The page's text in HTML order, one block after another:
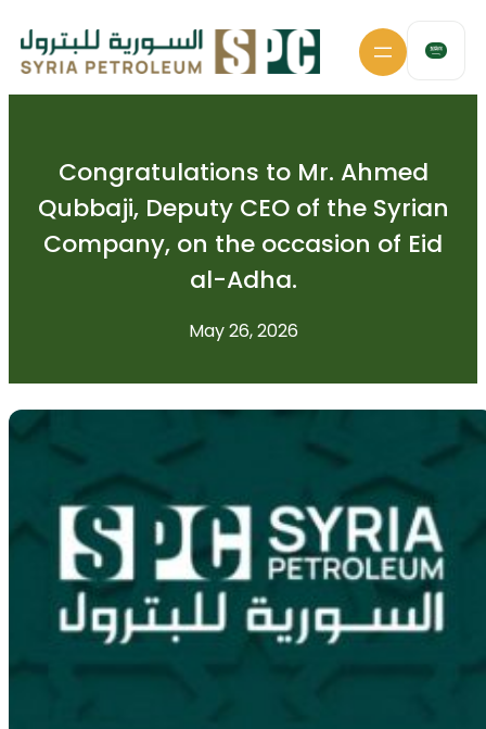
to
content
Congratulations to Mr. Ahmed
Qubbaji, Deputy CEO of the Syrian
Company, on the occasion of Eid
al-Adha.
May 26, 2026